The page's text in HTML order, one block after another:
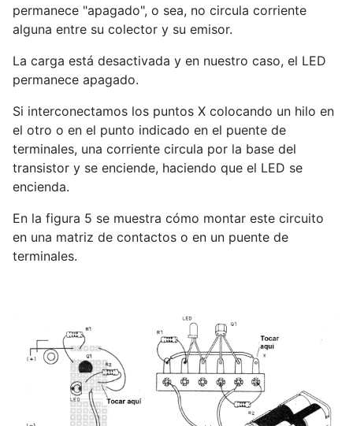
permanece "apagado", o sea, no circula corriente
alguna entre su colector y su emisor.
La carga está desactivada y en nuestro caso, el LED
permanece apagado.
Si interconectamos los puntos X colocando un hilo en
el otro o en el punto indicado en el puente de
terminales, una corriente circula por la base del
transistor y se enciende, haciendo que el LED se
encienda.
En la figura 5 se muestra cómo montar este circuito
en una matriz de contactos o en un puente de
terminales.